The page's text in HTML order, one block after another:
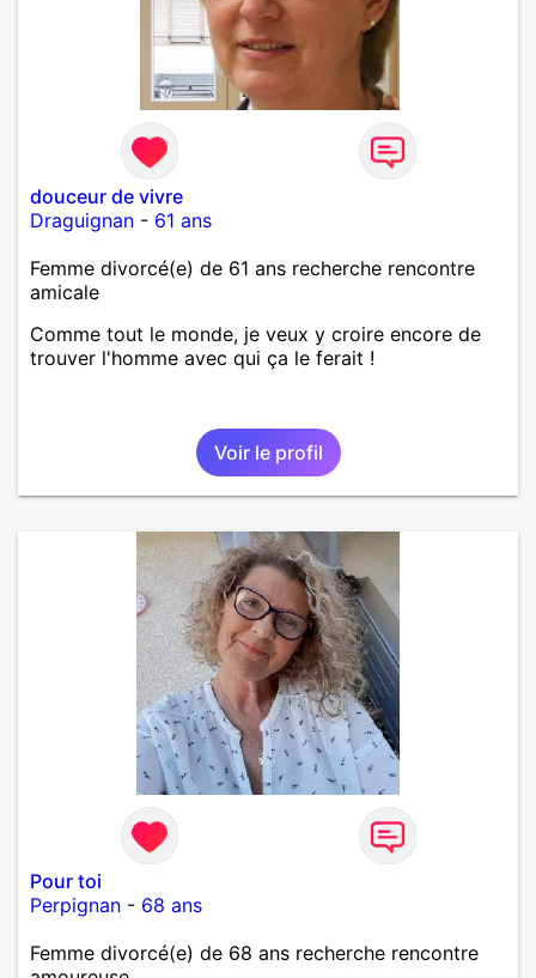
douceur de vivre
Draguignan - 61 ans
Femme divorcé(e) de 61 ans recherche rencontre
amicale
Comme tout le monde, je veux y croire encore de
trouver l'homme avec qui ça le ferait !
Voir le profil
Pour toi
Perpignan - 68 ans
Femme divorcé(e) de 68 ans recherche rencontre